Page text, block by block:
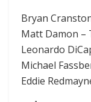
Bryan
Matt Damon –
Leonardo
Michael
Eddie